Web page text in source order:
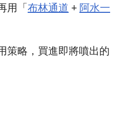
用「布林通道 + 阿水一
策略，買進即將噴出的